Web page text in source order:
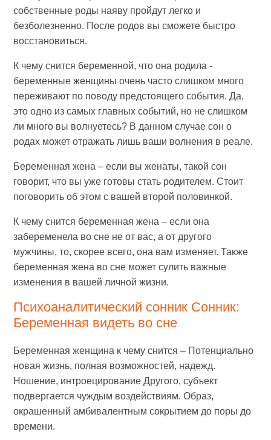
собственные роды наяву пройдут легко и
безболезненно. После родов вы сможете быстро
восстановиться.
К чему снится беременной, что она родила -
беременные женщины очень часто слишком много
переживают по поводу предстоящего события. Да,
это одно из самых главных событий, но не слишком
ли много вы волнуетесь? В данном случае сон о
родах может отражать лишь ваши волнения в реале.
Беременная жена – если вы женаты, такой сон
говорит, что вы уже готовы стать родителем. Стоит
поговорить об этом с вашей второй половинкой.
К чему снится беременная жена – если она
забеременела во сне не от вас, а от другого
мужчины, то, скорее всего, она вам изменяет. Также
беременная жена во сне может сулить важные
изменения в вашей личной жизни.
Психоаналитический сонник Сонник:
Беременная видеть во сне
Беременная женщина к чему снится – Потенциально
новая жизнь, полная возможностей, надежд.
Ношение, интроецирование Другого, субъект
подвергается чуждым воздействиям. Образ,
окрашенный амбивалентным сокрытием до поры до
времени.